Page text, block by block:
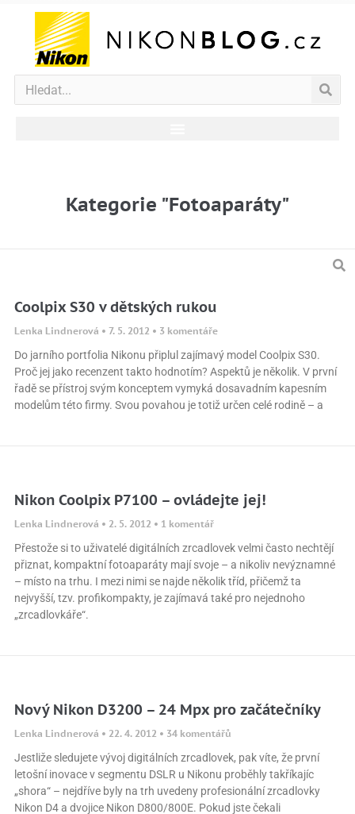
Kategorie "Fotoaparáty"
Coolpix S30 v dětských rukou
Lenka Lindnerová 7. 5. 2012 3 komentáře
Do jarního portfolia Nikonu připlul zajímavý model Coolpix S30.
Proč jej jako recenzent takto hodnotím? Aspektů je několik. V první
řadě se přístroj svým konceptem vymyká dosavadním kapesním
modelům této firmy. Svou povahou je totiž určen celé rodině – a
Nikon Coolpix P7100 – ovládejte jej!
Lenka Lindnerová 2. 5. 2012 1 komentář
Přestože si to uživatelé digitálních zrcadlovek velmi často nechtějí
přiznat, kompaktní fotoaparáty mají svoje – a nikoliv nevýznamné
– místo na trhu. I mezi nimi se najde několik tříd, přičemž ta
nejvyšší, tzv. profikompakty, je zajímavá také pro nejednoho
„zrcadlovkáře“.
Nový Nikon D3200 – 24 Mpx pro začátečníky
Lenka Lindnerová 22. 4. 2012 34 komentářů
Jestliže sledujete vývoj digitálních zrcadlovek, pak víte, že první
letošní inovace v segmentu DSLR u Nikonu proběhly takříkajíc
„shora“ – nejdříve byly na trh uvedeny profesionální zrcadlovky
Nikon D4 a dvojice Nikon D800/800E. Pokud jste čekali